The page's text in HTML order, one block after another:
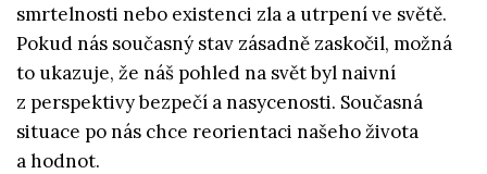
smrtelnosti nebo existenci zla a utrpení ve světě.
Pokud nás současný stav zásadně zaskočil, možná
to ukazuje, že náš pohled na svět byl naivní
z perspektivy bezpečí a nasycenosti. Současná
situace po nás chce reorientaci našeho života
a hodnot.